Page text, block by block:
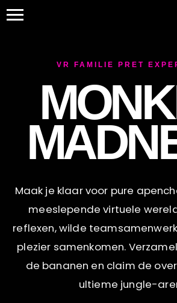
VR FAMILIE PRET
Maak je klaar voor pure
meeslepende virtuele
reflexen, wilde
plezier samenkomen.
de bananen en claim de
ultieme jungle-